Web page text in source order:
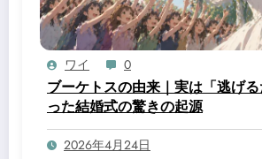
ワイ 0
ブーケトスの由来｜実は「逃げ
った結婚式の驚きの起源
2026年4月24日